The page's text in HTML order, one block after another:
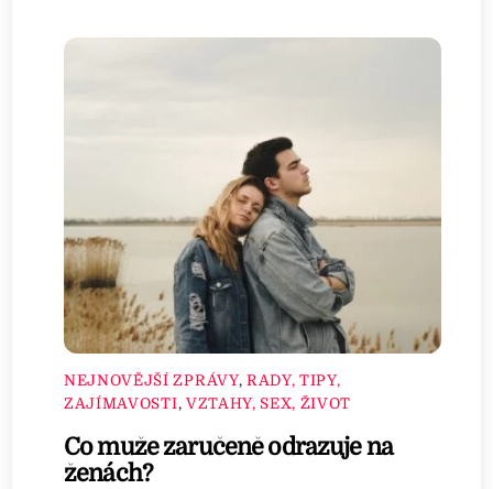
NEJNOVĚJŠÍ ZPRÁVY, RADY, TIPY,
ZAJÍMAVOSTI, VZTAHY, SEX, ŽIVOT
Co muže zaručeně odrazuje na
ženách?